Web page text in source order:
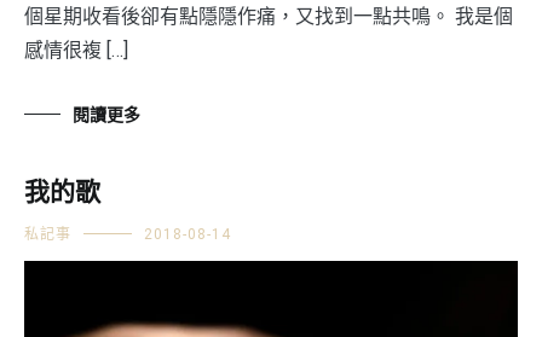
個星期收看後卻有點隱隱作痛，又找到一點共鳴。 我是個
感情很複 […]
閱讀更多
我的歌
私記事 2018-08-14